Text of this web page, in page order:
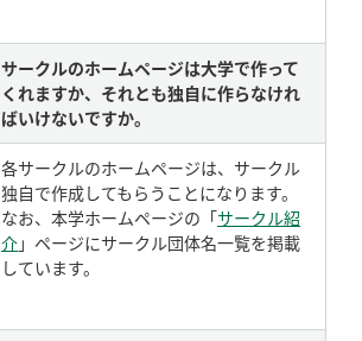
サークルのホームページは大学で作って
くれますか、それとも独自に作らなけれ
ばいけないですか。
各サークルのホームページは、サークル
独自で作成してもらうことになります。
なお、本学ホームページの「サークル紹
介」ページにサークル団体名一覧を掲載
しています。